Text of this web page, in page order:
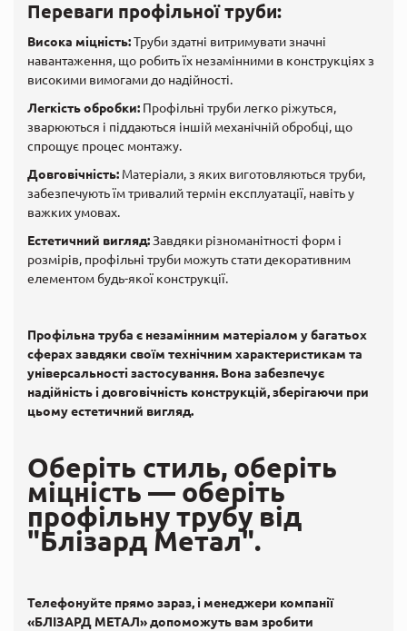
Переваги профільної труби:
Висока міцність:Труби здатні витримувати значні
навантаження, що робить їх незамінними в конструкціях з
високими вимогами до надійності.
Легкість обробки: Профільні труби легко ріжуться,
зварюються і піддаються іншій механічній обробці, що
спрощує процес монтажу.
Довговічність: Матеріали, з яких виготовляються труби,
забезпечують їм тривалий термін експлуатації, навіть у
важких умовах.
Естетичний вигляд:Завдяки різноманітності форм і
розмірів, профільні труби можуть стати декоративним
елементом будь-якої конструкції.
Профільна труба є незамінним матеріалом у багатьох
сферах завдяки своїм технічним характеристикам та
універсальності застосування. Вона забезпечує
надійність і довговічність конструкцій, зберігаючи при
цьому естетичний вигляд.
Оберіть стиль, оберіть
міцність — оберіть
профільну трубу від
"Блізард Метал".
Телефонуйте прямо зараз, і менеджери компанії
«БЛІЗАРД МЕТАЛ» допоможуть вам зробити